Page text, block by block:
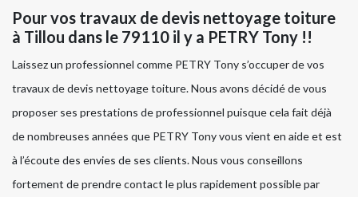
Pour vos travaux de devis nettoyage toiture
à Tillou dans le 79110 il y a PETRY Tony !!
Laissez un professionnel comme PETRY Tony s’occuper de vos
travaux de devis nettoyage toiture. Nous avons décidé de vous
proposer ses prestations de professionnel puisque cela fait déjà
de nombreuses années que PETRY Tony vous vient en aide et est
à l’écoute des envies de ses clients. Nous vous conseillons
fortement de prendre contact le plus rapidement possible par